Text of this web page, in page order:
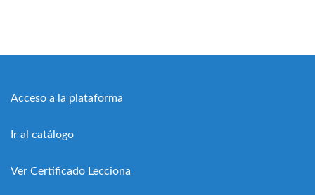
Acceso a la plataforma
Ir al catálogo
Ver Certificado Lecciona